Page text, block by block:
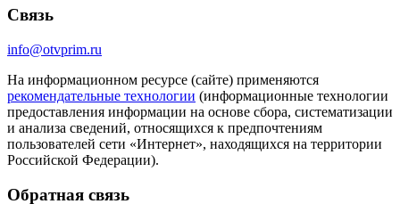
Связь
info@otvprim.ru
На информационном ресурсе (сайте) применяются
рекомендательные технологии (информационные технологии
предоставления информации на основе сбора, систематизации
и анализа сведений, относящихся к предпочтениям
пользователей сети «Интернет», находящихся на территории
Российской Федерации).
Обратная связь